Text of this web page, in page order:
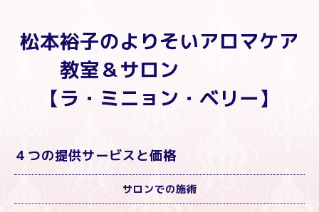
松本裕子のよりそいアロマケア
教室＆サロン
【ラ・ミニョン・ベリー】
４つの提供サービスと価格
サロンでの施術